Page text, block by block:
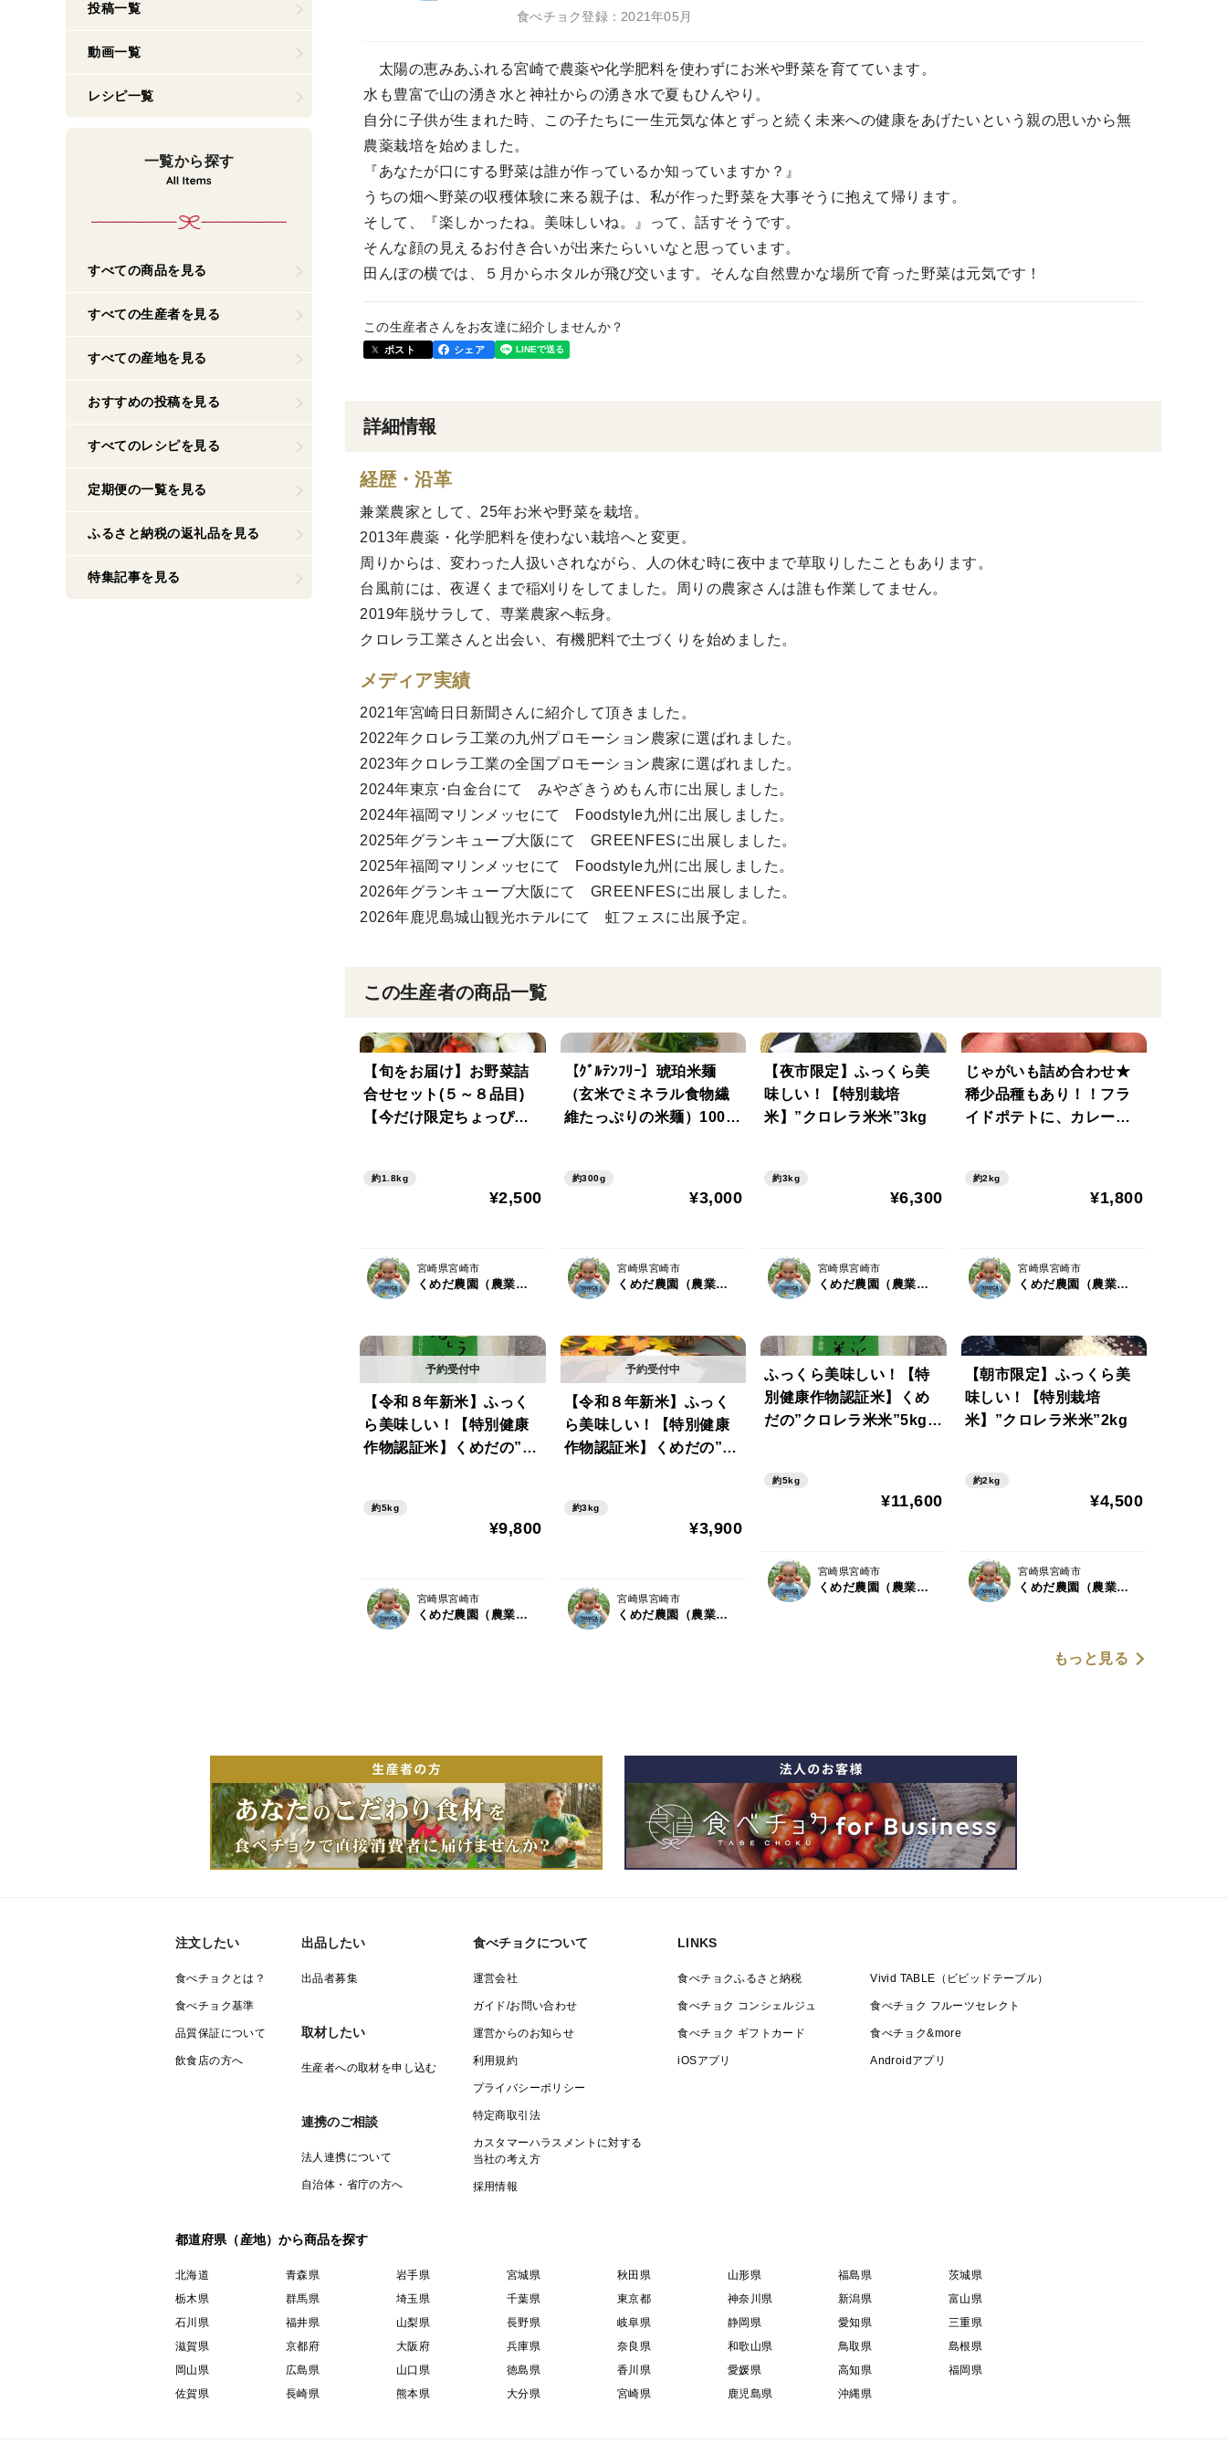
食べチョク登録：2021年05月
太陽の恵みあふれる宮崎で農薬や化学肥料を使わずにお米や野菜を育てています。
水も豊富で山の湧き水と神社からの湧き水で夏もひんやり。
自分に子供が生まれた時、この子たちに一生元気な体とずっと続く未来への健康をあげたいという親の思いから無
農薬栽培を始めました。
『あなたが口にする野菜は誰が作っているか知っていますか？』
うちの畑へ野菜の収穫体験に来る親子は、私が作った野菜を大事そうに抱えて帰ります。
そして、『楽しかったね。美味しいね。』って、話すそうです。
そんな顔の見えるお付き合いが出来たらいいなと思っています。
田んぼの横では、５月からホタルが飛び交います。そんな自然豊かな場所で育った野菜は元気です！
この生産者さんをお友達に紹介しませんか？
ポスト シェア
詳細情報
経歴・沿革
兼業農家として、25年お米や野菜を栽培。
2013年農薬・化学肥料を使わない栽培へと変更。
周りからは、変わった人扱いされながら、人の休む時に夜中まで草取りしたこともあります。
台風前には、夜遅くまで稲刈りをしてました。周りの農家さんは誰も作業してません。
2019年脱サラして、専業農家へ転身。
クロレラ工業さんと出会い、有機肥料で土づくりを始めました。
メディア実績
2021年宮崎日日新聞さんに紹介して頂きました。
2022年クロレラ工業の九州プロモーション農家に選ばれました。
2023年クロレラ工業の全国プロモーション農家に選ばれました。
2024年東京･白金台にて みやざきうめもん市に出展しました。
2024年福岡マリンメッセにて Foodstyle九州に出展しました。
2025年グランキューブ大阪にて GREENFESに出展しました。
2025年福岡マリンメッセにて Foodstyle九州に出展しました。
2026年グランキューブ大阪にて GREENFESに出展しました。
2026年鹿児島城山観光ホテルにて 虹フェスに出展予定。
この生産者の商品一覧
【旬をお届け】お野菜詰
合せセット(５～８品目)
【今だけ限定ちょっぴり
約1.8kg
¥2,500
宮崎県宮崎市
くめだ農園（農業屋ＫＵＭＥＤＡ）
【ｸﾞﾙﾃﾝﾌﾘｰ】琥珀米麺
（玄米でミネラル食物繊
維たっぷりの米麺）100g
温かくても冷たくても美
味しい玄米麺。 アレルギ
め。
約300g
¥3,000
宮崎県宮崎市
くめだ農園（農業屋ＫＵＭＥＤＡ）
【夜市限定】ふっくら美
味しい！【特別栽培
米】”クロレラ米米”3kg
約3kg
¥6,300
宮崎県宮崎市
くめだ農園（農業屋ＫＵＭＥＤＡ）
じゃがいも詰め合わせ★
稀少品種もあり！！フラ
イドポテトに、カレーに
約2kg
¥1,800
宮崎県宮崎市
くめだ農園（農業屋ＫＵＭＥＤＡ）
【令和８年新米】ふっく
ら美味しい！【特別健康
作物認証米】くめだの”ク
約5kg
¥9,800
宮崎県宮崎市
くめだ農園（農業屋ＫＵＭＥＤＡ）
【令和８年新米】ふっく
ら美味しい！【特別健康
作物認証米】くめだの”ク
約3kg
¥3,900
宮崎県宮崎市
くめだ農園（農業屋ＫＵＭＥＤＡ）
ふっくら美味しい！【特
別健康作物認証米】くめ
だの”クロレラ米米”5kg
約5kg
¥11,600
宮崎県宮崎市
くめだ農園（農業屋ＫＵＭＥＤＡ）
【朝市限定】ふっくら美
味しい！【特別栽培
米】”クロレラ米米”2kg
約2kg
¥4,500
宮崎県宮崎市
くめだ農園（農業屋ＫＵＭＥＤＡ）
もっと見る
投稿一覧
動画一覧
レシピ一覧
一覧から探す
すべての商品を見る
すべての生産者を見る
すべての産地を見る
おすすめの投稿を見る
すべてのレシピを見る
定期便の一覧を見る
ふるさと納税の返礼品を見る
特集記事を見る
注文したい
食べチョクとは？
食べチョク基準
品質保証について
飲食店の方へ
出品したい
出品者募集
取材したい
生産者への取材を申し込む
連携のご相談
法人連携について
自治体・省庁の方へ
食べチョクについて
運営会社
ガイド/お問い合わせ
運営からのお知らせ
利用規約
プライバシーポリシー
特定商取引法
カスタマーハラスメントに対する
当社の考え方
採用情報
LINKS
食べチョクふるさと納税 Vivid TABLE（ビビッドテーブル）
食べチョク コンシェルジュ 食べチョク フルーツセレクト
食べチョク ギフトカード 食べチョク&more
iOSアプリ Androidアプリ
都道府県（産地）から商品を探す
北海道 青森県 岩手県 宮城県 秋田県 山形県 福島県
茨城県
栃木県
群馬県 埼玉県 千葉県 東京都 神奈川県 新潟県
富山県
石川県
福井県 山梨県 長野県 岐阜県 静岡県 愛知県
三重県
滋賀県
京都府 大阪府 兵庫県 奈良県 和歌山県 鳥取県
島根県
岡山県
広島県 山口県 徳島県 香川県 愛媛県 高知県
福岡県
佐賀県
長崎県 熊本県 大分県 宮崎県 鹿児島県 沖縄県